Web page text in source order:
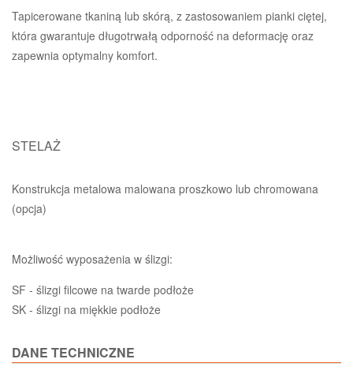
Tapicerowane tkaniną lub skórą, z zastosowaniem pianki ciętej,
która gwarantuje długotrwałą odporność na deformację oraz
zapewnia optymalny komfort.
STELAŻ
Konstrukcja metalowa malowana proszkowo lub chromowana
(opcja)
Możliwość wyposażenia w ślizgi:
SF - ślizgi filcowe na twarde podłoże
SK - ślizgi na miękkie podłoże
DANE TECHNICZNE